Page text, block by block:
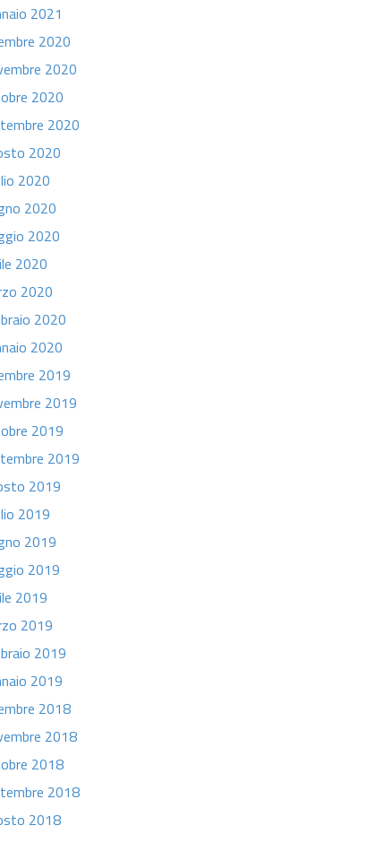
2021
2020
2020
2020
2020
2020
2020
2020
2020
2020
2020
2020
2020
2019
2019
2019
2019
2019
2019
2019
2019
2019
2019
2019
2019
2018
2018
2018
2018
2018